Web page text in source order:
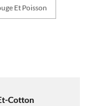
Et Poisson
Cotton